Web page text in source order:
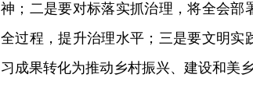
神；二是要对标落实抓治理，将全会
全过程，提升治理水平；三是要文明
习成果转化为推动乡村振兴、建设和美